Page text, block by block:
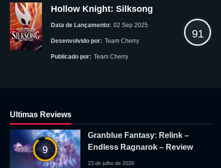
Hollow Knight: Silksong
Data de Lançamento: 02 Sep 2025
Desenvolvido por: Team Cherry
Publicado por: Team Cherry
91
Ultimas Reviews
9
Granblue Fantasy: Relink –
Endless Ragnarok – Review
23 de julho de 2026